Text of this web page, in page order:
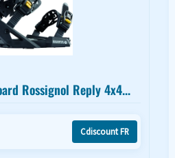
Rossignol Reply 4x4...
Cdiscount FR